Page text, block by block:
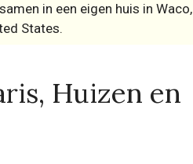
in een eigen huis in Waco,
States.
Huizen en